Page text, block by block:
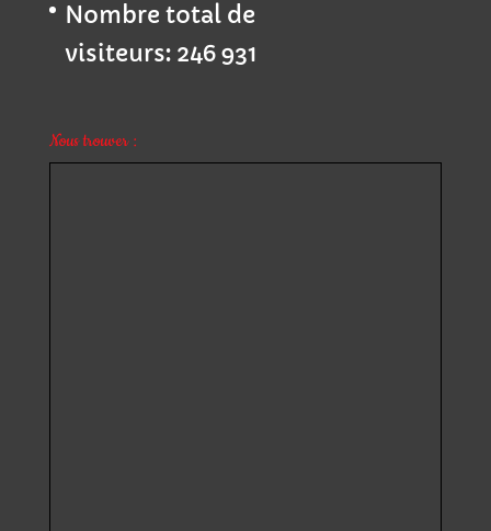
Nombre total de
visiteurs: 246 931
Nous trouver :